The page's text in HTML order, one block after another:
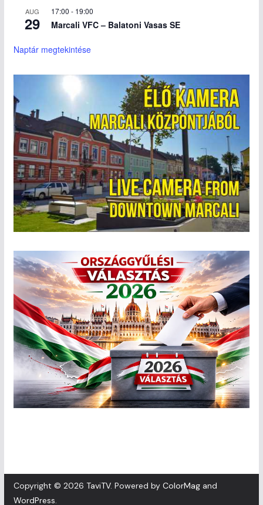
AUG
29
17:00 - 19:00
Marcali VFC – Balatoni Vasas SE
Naptár megtekintése
Copyright © 2026 TaviTV. Powered by ColorMagand
WordPress.